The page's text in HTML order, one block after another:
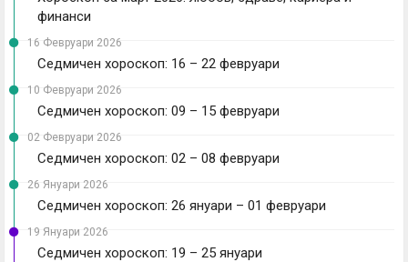
финанси
16 Февруари 2026
Седмичен хороскоп: 16 – 22 февруари
10 Февруари 2026
Седмичен хороскоп: 09 – 15 февруари
02 Февруари 2026
Седмичен хороскоп: 02 – 08 февруари
26 Януари 2026
Седмичен хороскоп: 26 януари – 01 февруари
19 Януари 2026
Седмичен хороскоп: 19 – 25 януари